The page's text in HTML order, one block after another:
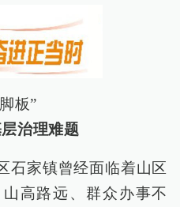
板”
治理难题
石家镇曾经面临着山区
高路远、群众办事不